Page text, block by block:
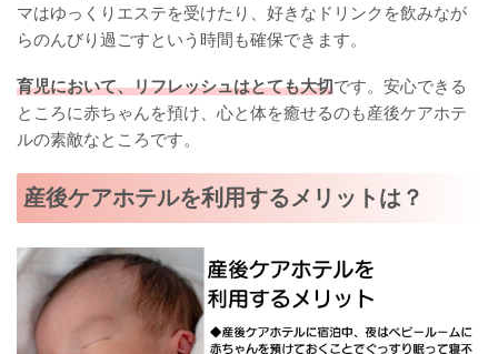
マはゆっくりエステを受けたり、好きなドリンクを飲みなが
らのんびり過ごすという時間も確保できます。
育児において、リフレッシュはとても大切です。安心できる
ところに赤ちゃんを預け、心と体を癒せるのも産後ケアホテ
ルの素敵なところです。
産後ケアホテルを利用するメリットは？